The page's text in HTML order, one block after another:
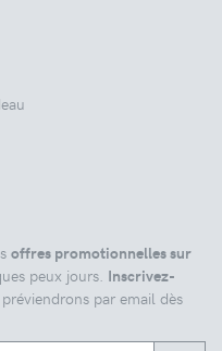
offres promotionnelles sur
peux jours. Inscrivez-
par email dès